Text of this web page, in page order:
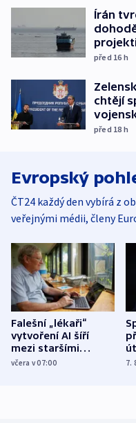
Írán
před 16 h
chtějí
před 18 h
Evropský
ČT24 každý den vybírá z
veřejnými médii, členy
Falešní „lékaři“
vytvoření AI šíří
mezi staršími
Poláky nebezpečné
včera v 07:00 7.